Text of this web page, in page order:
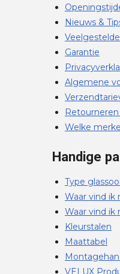
Nieuws &
Garantie
Algemene
Retourneren
Welke
Handige
Type
Waar vind ik
Waar vind ik
Kleurstalen
Maattabel
VELUX